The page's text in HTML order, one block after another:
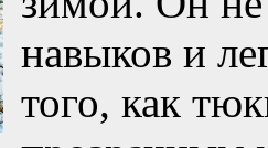
навыков и
того, как